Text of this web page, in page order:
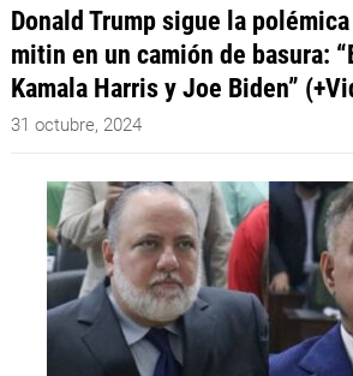
Donald Trump sigue la
mitin en un camión de basura:
Kamala Harris y Joe Biden”
31 octubre, 2024